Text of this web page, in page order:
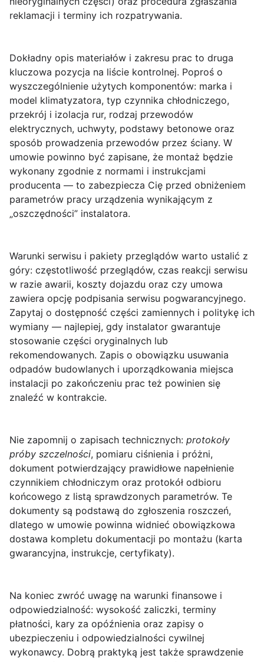
reklamacji i terminy ich rozpatrywania.
Dokładny opis materiałów i zakresu prac to druga
kluczowa pozycja na liście kontrolnej. Poproś o
wyszczególnienie użytych komponentów: marka i
model klimatyzatora, typ czynnika chłodniczego,
przekrój i izolacja rur, rodzaj przewodów
elektrycznych, uchwyty, podstawy betonowe oraz
sposób prowadzenia przewodów przez ściany. W
umowie powinno być zapisane, że montaż będzie
wykonany zgodnie z normami i instrukcjami
producenta — to zabezpiecza Cię przed obniżeniem
parametrów pracy urządzenia wynikającym z
„oszczędności” instalatora.
Warunki serwisu i pakiety przeglądów warto ustalić z
góry: częstotliwość przeglądów, czas reakcji serwisu
w razie awarii, koszty dojazdu oraz czy umowa
zawiera opcję podpisania serwisu pogwarancyjnego.
Zapytaj o dostępność części zamiennych i politykę ich
wymiany — najlepiej, gdy instalator gwarantuje
stosowanie części oryginalnych lub
rekomendowanych. Zapis o obowiązku usuwania
odpadów budowlanych i uporządkowania miejsca
instalacji po zakończeniu prac też powinien się
znaleźć w kontrakcie.
Nie zapomnij o zapisach technicznych: protokoły
próby szczelności, pomiaru ciśnienia i próżni,
dokument potwierdzający prawidłowe napełnienie
czynnikiem chłodniczym oraz protokół odbioru
końcowego z listą sprawdzonych parametrów. Te
dokumenty są podstawą do zgłoszenia roszczeń,
dlatego w umowie powinna widnieć obowiązkowa
dostawa kompletu dokumentacji po montażu (karta
gwarancyjna, instrukcje, certyfikaty).
Na koniec zwróć uwagę na warunki finansowe i
odpowiedzialność: wysokość zaliczki, terminy
płatności, kary za opóźnienia oraz zapisy o
ubezpieczeniu i odpowiedzialności cywilnej
wykonawcy. Dobrą praktyką jest także sprawdzenie